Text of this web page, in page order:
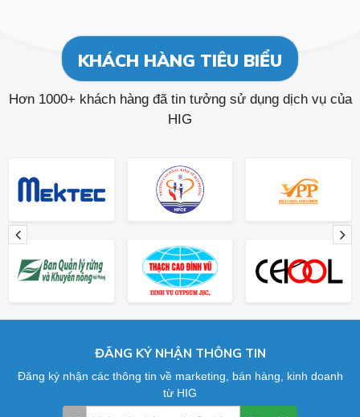
KHÁCH HÀNG TIÊU BIỂU
Hơn 1000+ khách hàng đã tin tưởng sử dụng dịch vụ của
HIG
ĐĂNG KÝ NHẬN THÔNG TIN
Đăng ký nhận các thông tin về marketing, bán hàng, kinh doanh
từ HIG